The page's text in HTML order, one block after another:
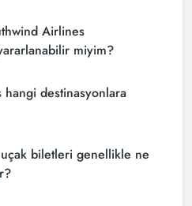
Airlines
miyim?
destinasyonlara
biletleri genellikle ne